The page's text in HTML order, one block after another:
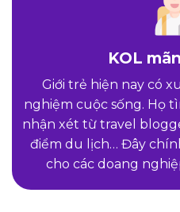
KOL
Giới trẻ hiện nay có
nghiệm cuộc sống. Họ
nhận xét từ travel
điểm du lịch… Đây
cho các doang